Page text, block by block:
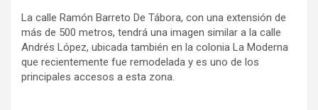
La calle Ramón Barreto De Tábora, con una extensión de
más de 500 metros, tendrá una imagen similar a la calle
Andrés López, ubicada también en la colonia La Moderna
que recientemente fue remodelada y es uno de los
principales accesos a esta zona.